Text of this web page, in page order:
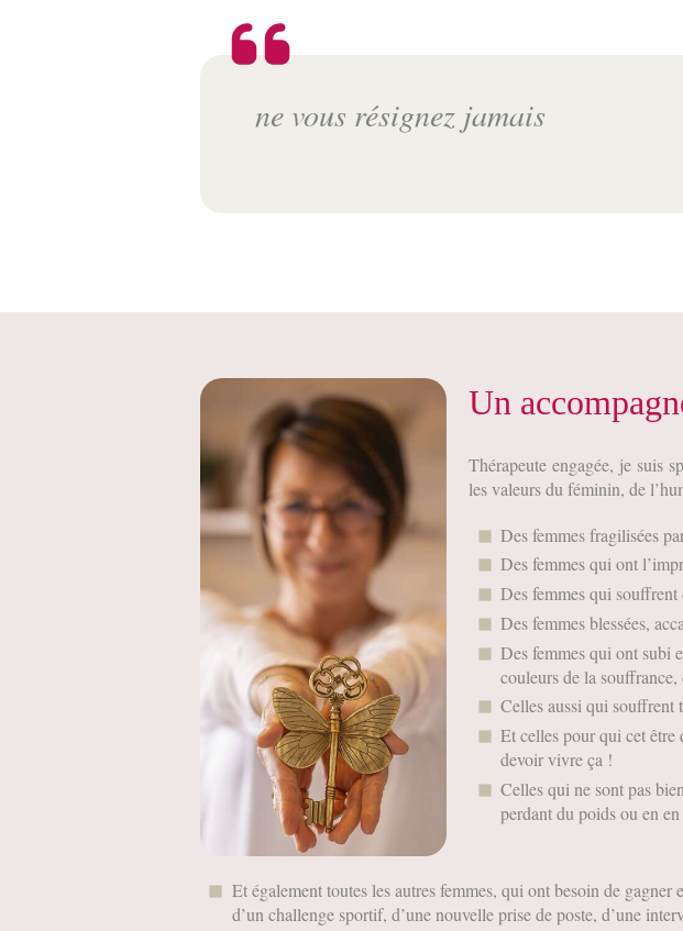
ne vous résignez jamais
Un
Thérapeute engagée, je suis
les valeurs du féminin, de
Des femmes fragilisées
Des femmes qui ont
Des femmes qui souffrent
Des femmes blessées,
Des femmes qui ont subi
couleurs de la souffrance,
Celles aussi qui souffrent
Et celles pour qui cet être
devoir vivre ça !
Celles qui ne sont pas
perdant du poids ou en
Et également toutes les autres femmes, qui ont besoin de
d’un challenge sportif, d’une nouvelle prise de poste, d’une